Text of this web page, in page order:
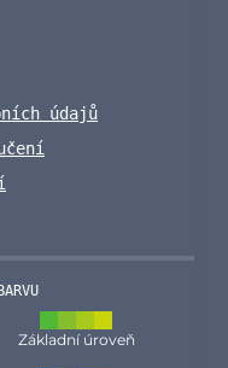
údajů
Základní úroveň